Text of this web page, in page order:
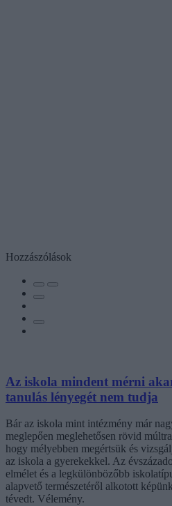
Hozzászólások
Az iskola mindent mérni
tanulás lényegét nem tudja
Bár az iskola mint intézmény már
meglepően meglehetősen rövid
hogy mélyebben megértsük és
az iskola a gyerekekkel. Az
elmélet és a legkülönbözőbb
alapvető természetéről alkotott
tévedt. Vélemény.